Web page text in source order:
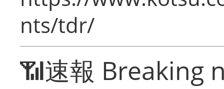
nts/tdr/
📶速報 Breaking